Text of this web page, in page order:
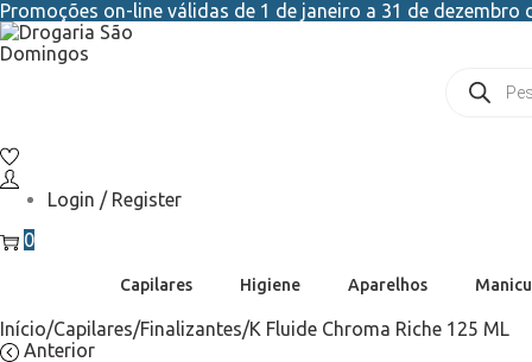
Promoções on-line válidas de 1 de janeiro a 31 de
Login / Register
0
Capilares Higiene Aparelhos
Início/Capilares/Finalizantes/K Fluide Chroma Riche 125 ML
Anterior